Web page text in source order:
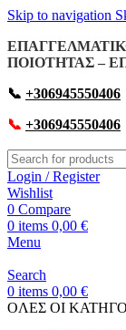
Skip to navigation
ΠΟΙΟΤΗΤΑΣ –
📞 +306945550406
📞 +306945550406
Login / Register
Wishlist
0 Compare
0 items 0,00 €
Menu
Search
0 items 0,00 €
OΛΕΣ ΟΙ